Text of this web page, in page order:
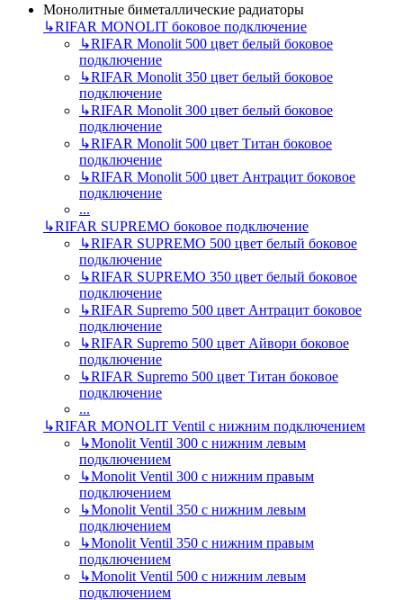
Монолитные биметаллические радиаторы
↳RIFAR MONOLIT боковое подключение
↳RIFAR Monolit 500 цвет белый боковое
подключение
↳RIFAR Monolit 350 цвет белый боковое
подключение
↳RIFAR Monolit 300 цвет белый боковое
подключение
↳RIFAR Monolit 500 цвет Титан боковое
подключение
↳RIFAR Monolit 500 цвет Антрацит боковое
подключение
...
↳RIFAR SUPREMO боковое подключение
↳RIFAR SUPREMO 500 цвет белый боковое
подключение
↳RIFAR SUPREMO 350 цвет белый боковое
подключение
↳RIFAR Supremo 500 цвет Антрацит боковое
подключение
↳RIFAR Supremo 500 цвет Айвори боковое
подключение
↳RIFAR Supremo 500 цвет Титан боковое
подключение
...
↳RIFAR MONOLIT Ventil с нижним подключением
↳Monolit Ventil 300 с нижним левым
подключением
↳Monolit Ventil 300 с нижним правым
подключением
↳Monolit Ventil 350 с нижним левым
подключением
↳Monolit Ventil 350 с нижним правым
подключением
↳Monolit Ventil 500 с нижним левым
подключением